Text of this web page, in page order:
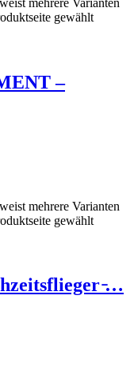
gewählt
–
mehrere Varianten
gewählt
̵…